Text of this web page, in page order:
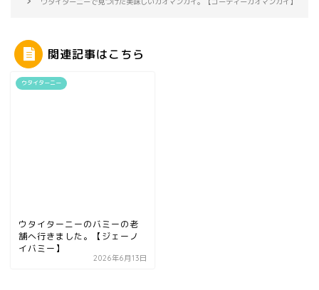
関連記事はこちら
ウタイターニー
ウタイターニーのバミーの老
舗へ行きました。【ジェーノ
イバミー】
2026年6月13日